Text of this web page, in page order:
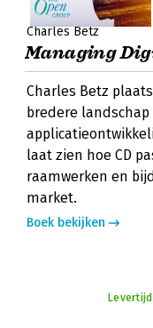
Charles Betz
Managing
Charles Betz
bredere
laat zien hoe CD
raamwerken en
market.
Boek bekijken